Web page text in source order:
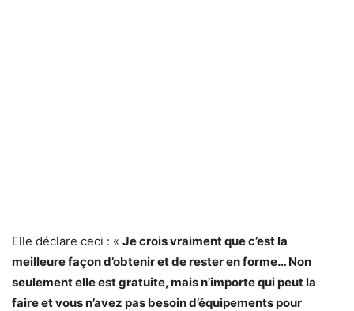
Elle déclare ceci : « Je crois vraiment que c’est la
meilleure façon d’obtenir et de rester en forme… Non
seulement elle est gratuite, mais n’importe qui peut la
faire et vous n’avez pas besoin d’équipements pour